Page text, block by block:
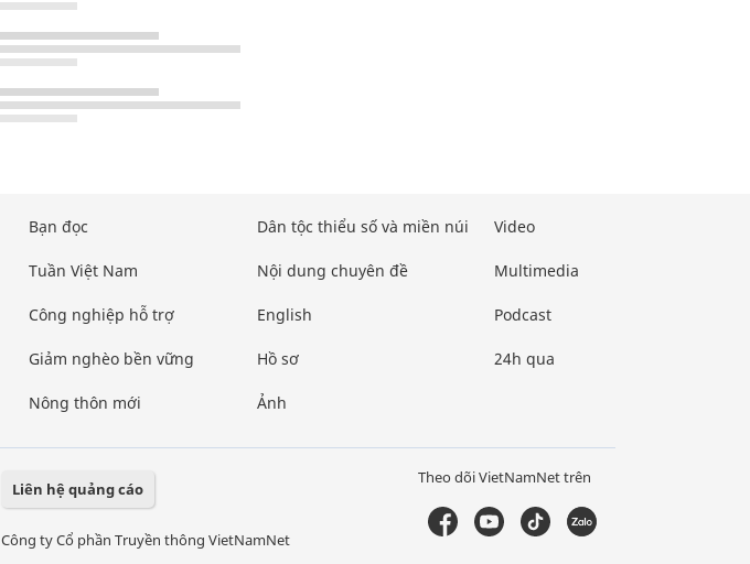
Bạn đọc
Tuần Việt Nam
Công nghiệp hỗ trợ
Giảm nghèo bền vững
Nông thôn mới
Dân tộc thiểu số và miền núi
Nội dung chuyên đề
English
Hồ sơ
Ảnh
Video
Multimedia
Podcast
24h qua
Liên hệ quảng cáo
Công ty Cổ phần Truyền thông VietNamNet
Theo dõi VietNamNet trên